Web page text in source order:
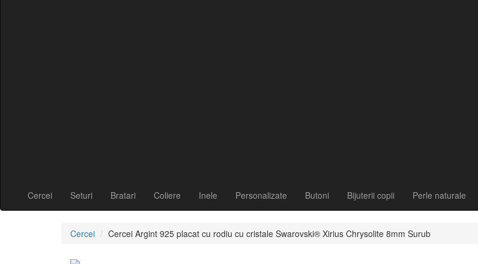
Cercei Seturi Bratari Coliere Inele Personalizate Butoni Bijuterii copii Perle naturale
Cercei Cercei Argint 925 placat cu rodiu cu cristale Swarovski® Xirius Chrysolite 8mm Surub